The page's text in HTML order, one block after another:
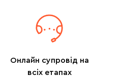
Онлайн супровід на
всіх етапах